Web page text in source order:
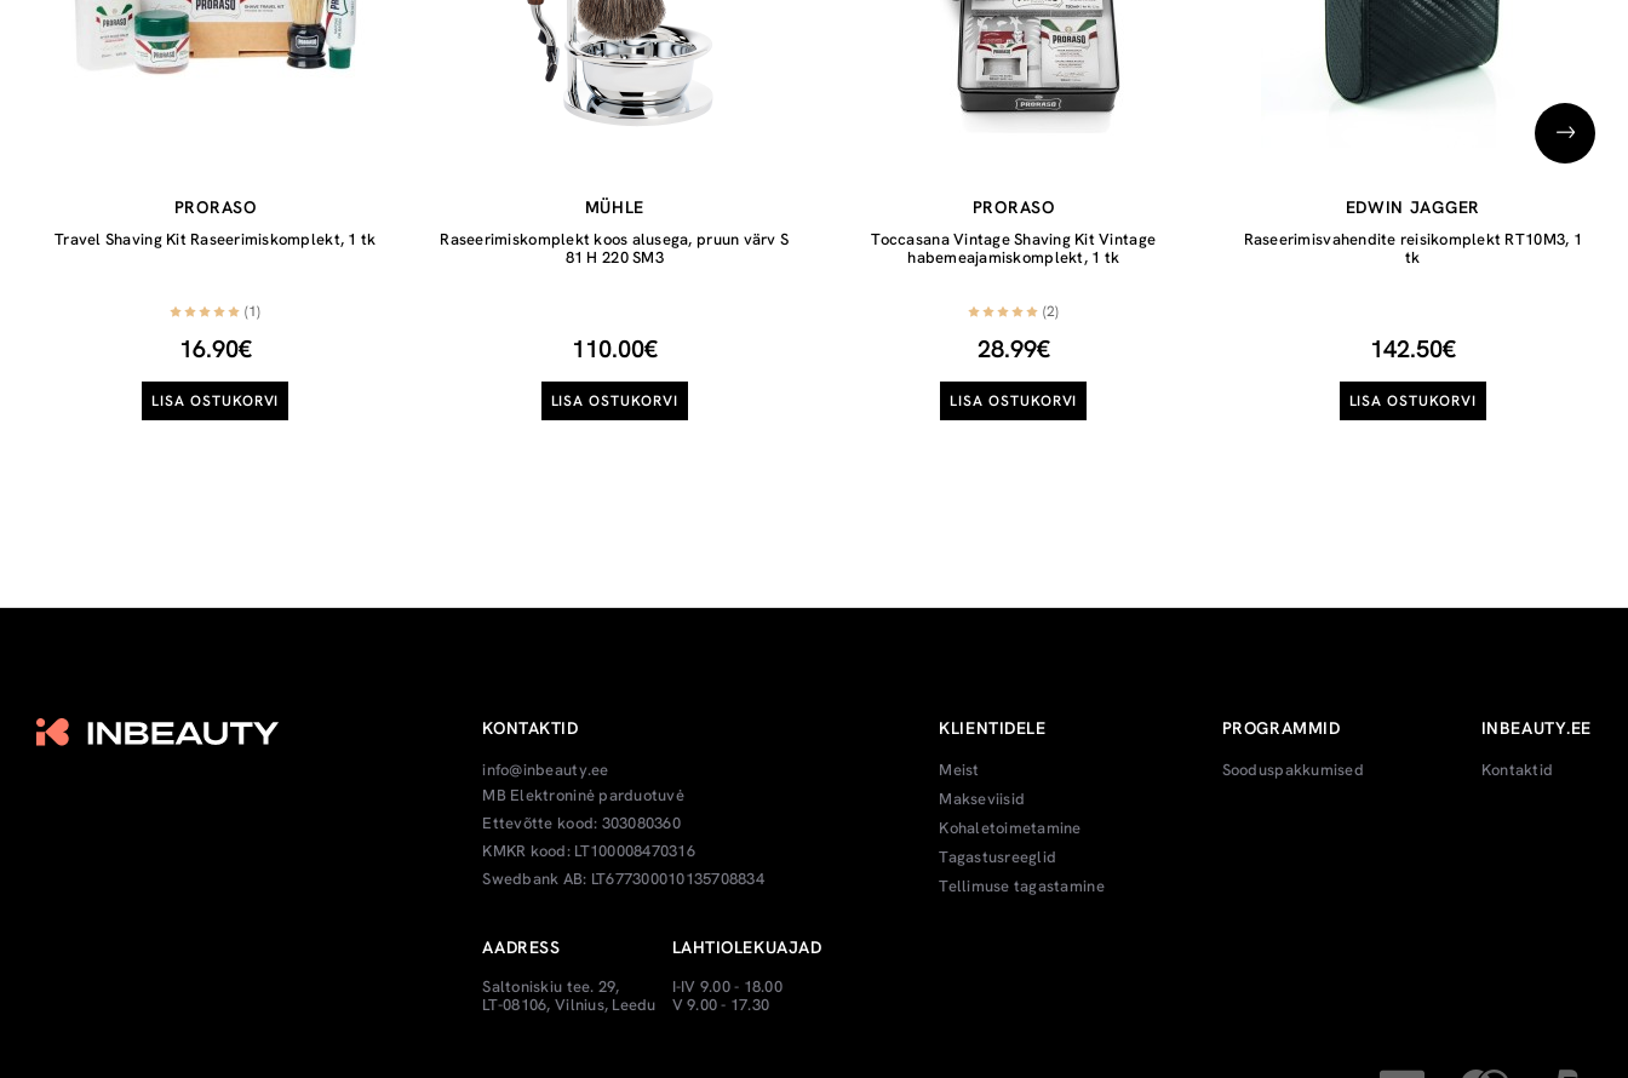
PRORASO
Travel Shaving Kit Raseerimiskomplekt, 1 tk
(1)
16.90€
LISA OSTUKORVI
MÜHLE
Raseerimiskomplekt koos alusega, pruun värv S
81 H 220 SM3
110.00€
LISA OSTUKORVI
PRORASO
Toccasana Vintage Shaving Kit Vintage
habemeajamiskomplekt, 1 tk
(2)
28.99€
LISA OSTUKORVI
EDWIN JAGGER
Raseerimisvahendite reisikomplekt RT10M3, 1
tk
142.50€
LISA OSTUKORVI
KONTAKTID
info@inbeauty.ee
MB Elektroninė parduotuvė
Ettevõtte kood: 303080360
KMKR kood: LT100008470316
Swedbank AB: LT677300010135708834
AADRESS
Saltoniskiu tee. 29,
LT-08106, Vilnius, Leedu
LAHTIOLEKUAJAD
I-IV 9.00 - 18.00
V 9.00 - 17.30
KLIENTIDELE
Meist
Makseviisid
Kohaletoimetamine
Tagastusreeglid
Tellimuse tagastamine
PROGRAMMID
Sooduspakkumised
INBEAUTY.EE
Kontaktid